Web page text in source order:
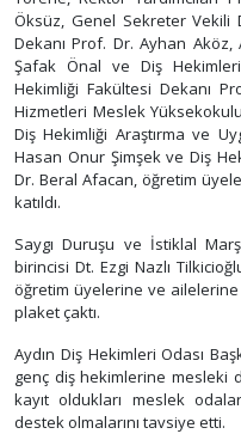
Öksüz, Genel Sekreter Vekili
Dekanı Prof. Dr. Ayhan Aköz,
Şafak Önal ve Diş
Hekimliği Fakültesi Dekanı
Hizmetleri Meslek
Diş Hekimliği Araştırma ve
Hasan Onur Şimşek ve Diş
Dr. Beral Afacan, öğretim
katıldı.
Saygı Duruşu ve İstiklal
birincisi Dt. Ezgi Nazlı
öğretim üyelerine ve
plaket çaktı.
Aydın Diş Hekimleri Odası
genç diş hekimlerine mesleki
kayıt oldukları meslek
destek olmalarını tavsiye etti.